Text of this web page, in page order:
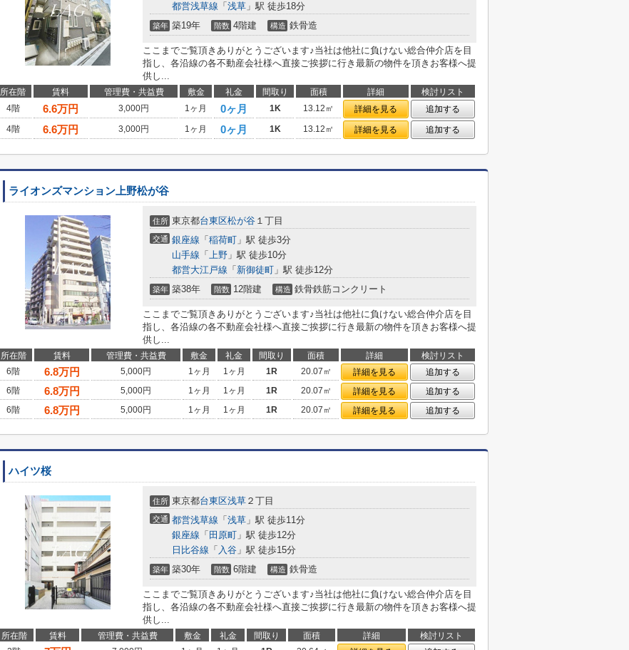
都営浅草線 「 浅草 」駅 徒歩18分
築年 築19年 階数 4階建 構造 鉄骨造
ここまでご覧頂きありがとうございます♪当社は他社に負けない総合仲介店を目
指し、各沿線の各不動産会社様へ直接ご挨拶に行き最新の物件を頂きお客様へ提
供し...
所在階 賃料 管理費・共益費 敷金 礼金 間取り 面積 詳細
検討リスト
4階
6.6万円 3,000円 1ヶ月 0ヶ月 1K 13.12㎡ 詳細を見る
追加する
4階
6.6万円 3,000円 1ヶ月 0ヶ月 1K 13.12㎡ 詳細を見る 追加する
ライオンズマンション上野松が谷
住所 東京都台東区松が谷 １丁目
交通 銀座線 「 稲荷町 」駅 徒歩3分
山手線 「 上野 」駅 徒歩10分
都営大江戸線 「 新御徒町 」駅 徒歩12分
築年 築38年 階数 12階建 構造 鉄骨鉄筋コンクリート
ここまでご覧頂きありがとうございます♪当社は他社に負けない総合仲介店を目
指し、各沿線の各不動産会社様へ直接ご挨拶に行き最新の物件を頂きお客様へ提
供し...
所在階 賃料 管理費・共益費 敷金 礼金 間取り 面積 詳細
検討リスト
6階
6.8万円 5,000円 1ヶ月 1ヶ月 1R 20.07㎡ 詳細を見る
追加する
6階
6.8万円 5,000円 1ヶ月 1ヶ月 1R 20.07㎡ 詳細を見る
追加する
6階
6.8万円 5,000円 1ヶ月 1ヶ月 1R 20.07㎡ 詳細を見る 追加する
ハイツ桜
住所 東京都台東区浅草 ２丁目
交通 都営浅草線 「 浅草 」駅 徒歩11分
銀座線 「 田原町 」駅 徒歩12分
日比谷線 「 入谷 」駅 徒歩15分
築年 築30年 階数 6階建 構造 鉄骨造
ここまでご覧頂きありがとうございます♪当社は他社に負けない総合仲介店を目
指し、各沿線の各不動産会社様へ直接ご挨拶に行き最新の物件を頂きお客様へ提
供し...
所在階 賃料 管理費・共益費 敷金 礼金 間取り 面積 詳細
検討リスト